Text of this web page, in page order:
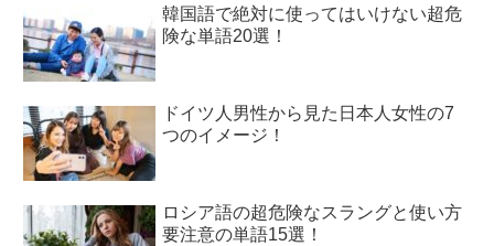
韓国語で絶対に使ってはいけない超危
険な単語20選！
ドイツ人男性から見た日本人女性の7
つのイメージ！
ロシア語の超危険なスラングと使い方
要注意の単語15選！